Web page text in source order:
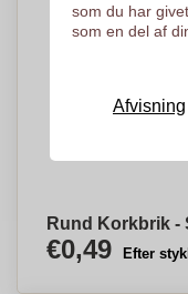
Rund Korkbrik -
€0,49 Efter
som du har
som en del af
Afvisning